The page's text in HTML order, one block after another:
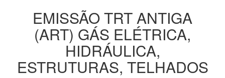
EMISSÃO TRT ANTIGA
(ART) GÁS ELÉTRICA,
HIDRÁULICA,
ESTRUTURAS, TELHADOS